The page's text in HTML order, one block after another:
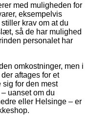
med muligheden for
eksempelvis
krav om at du
så de har mulighed
personalet har
omkostninger, men i
aftages for et
sig for den mest
uanset om du
eller Helsinge – er